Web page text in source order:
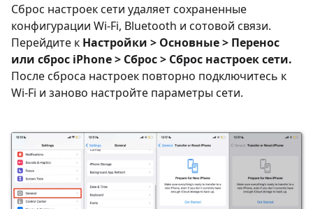
Сброс настроек сети удаляет сохраненные
конфигурации Wi-Fi, Bluetooth и сотовой связи.
Перейдите к Настройки > Основные > Перенос
или сброс iPhone > Сброс > Сброс настроек сети.
После сброса настроек повторно подключитесь к
Wi-Fi и заново настройте параметры сети.